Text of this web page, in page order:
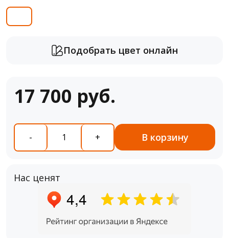
Подобрать цвет онлайн
17 700 руб.
- + В корзину
Нас ценят